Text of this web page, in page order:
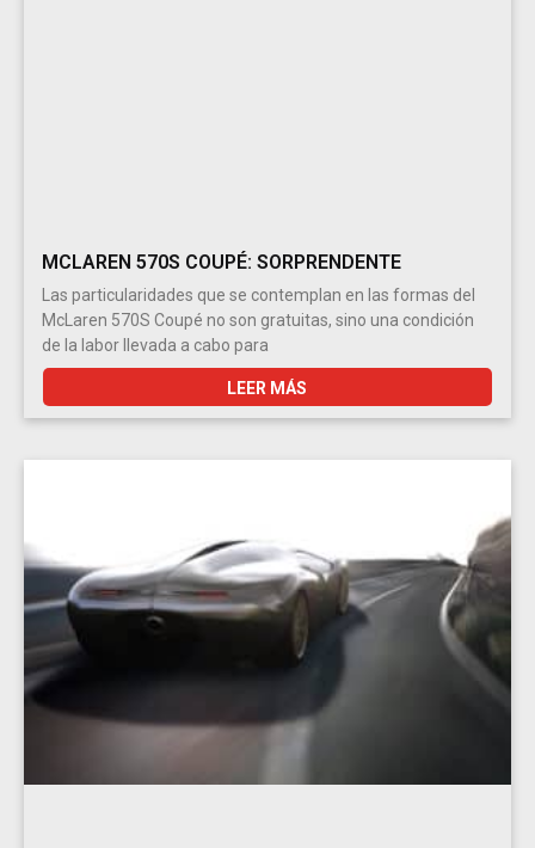
MCLAREN 570S COUPÉ: SORPRENDENTE
Las particularidades que se contemplan en las formas del
McLaren 570S Coupé no son gratuitas, sino una condición
de la labor llevada a cabo para
LEER MÁS